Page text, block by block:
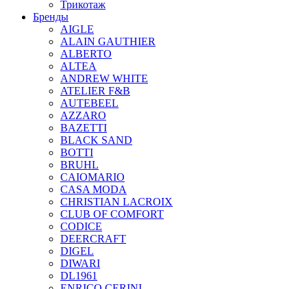
Трикотаж
Бренды
AIGLE
ALAIN GAUTHIER
ALBERTO
ALTEA
ANDREW WHITE
ATELIER F&B
AUTEBEEL
AZZARO
BAZETTI
BLACK SAND
BOTTI
BRUHL
CAIOMARIO
CASA MODA
CHRISTIAN LACROIX
CLUB OF COMFORT
CODICE
DEERCRAFT
DIGEL
DIWARI
DL1961